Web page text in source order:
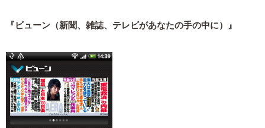
『ビューン（新聞、雑誌、テレビがあなたの手の中に）』